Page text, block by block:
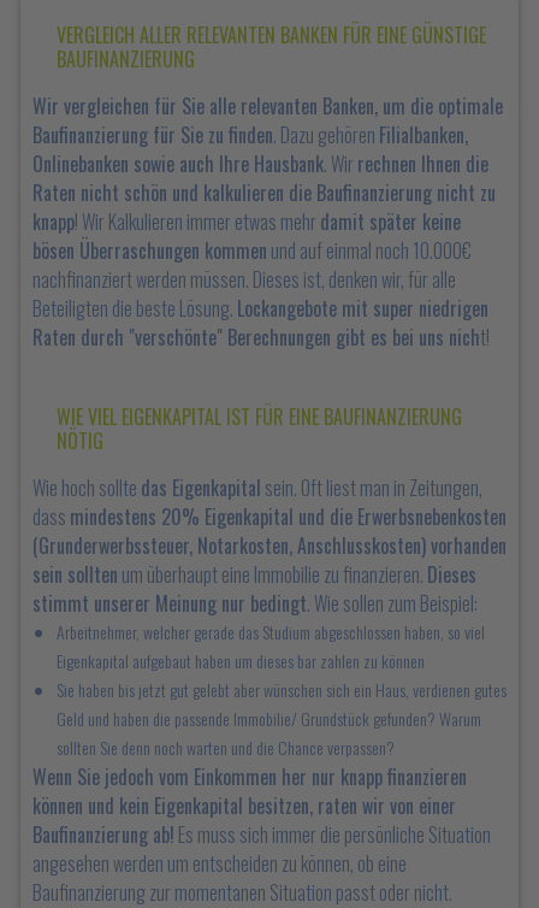
VERGLEICH ALLER RELEVANTEN BANKEN FÜR EINE GÜNSTIGE
BAUFINANZIERUNG
Wir vergleichen für Sie alle relevanten Banken, um die optimale
Baufinanzierung für Sie zu finden. Dazu gehören Filialbanken,
Onlinebanken sowie auch Ihre Hausbank. Wir rechnen Ihnen die
Raten nicht schön und kalkulieren die Baufinanzierung nicht zu
knapp! Wir Kalkulieren immer etwas mehr damit später keine
bösen Überraschungen kommen und auf einmal noch 10.000€
nachfinanziert werden müssen. Dieses ist, denken wir, für alle
Beteiligten die beste Lösung. Lockangebote mit super niedrigen
Raten durch "verschönte" Berechnungen gibt es bei uns nicht!
WIE VIEL EIGENKAPITAL IST FÜR EINE BAUFINANZIERUNG
NÖTIG
Wie hoch sollte das Eigenkapital sein. Oft liest man in Zeitungen,
dass mindestens 20% Eigenkapital und die Erwerbsnebenkosten
(Grunderwerbssteuer, Notarkosten, Anschlusskosten) vorhanden
sein sollten um überhaupt eine Immobilie zu finanzieren. Dieses
stimmt unserer Meinung nur bedingt. Wie sollen zum Beispiel:
Arbeitnehmer, welcher gerade das Studium abgeschlossen haben, so viel
Eigenkapital aufgebaut haben um dieses bar zahlen zu können
Sie haben bis jetzt gut gelebt aber wünschen sich ein Haus, verdienen gutes
Geld und haben die passende Immobilie/ Grundstück gefunden? Warum
sollten Sie denn noch warten und die Chance verpassen?
Wenn Sie jedoch vom Einkommen her nur knapp finanzieren
können und kein Eigenkapital besitzen, raten wir von einer
Baufinanzierung ab! Es muss sich immer die persönliche Situation
angesehen werden um entscheiden zu können, ob eine
Baufinanzierung zur momentanen Situation passt oder nicht.